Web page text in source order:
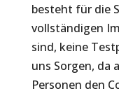
besteht für die
vollständigen
sind, keine
uns Sorgen, da
Personen den